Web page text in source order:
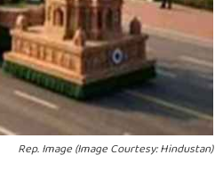
Rep. Image (Image Courtesy: Hindustan)